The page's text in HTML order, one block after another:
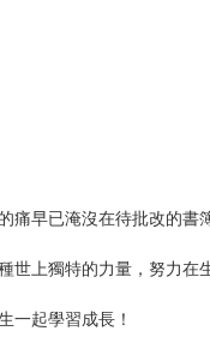
痛早已淹沒在待批改的書
世上獨特的力量，努力在
一起學習成長！